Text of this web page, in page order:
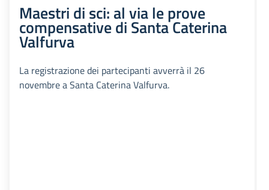
Maestri di sci: al via le prove
compensative di Santa Caterina
Valfurva
La registrazione dei partecipanti avverrà il 26
novembre a Santa Caterina Valfurva.